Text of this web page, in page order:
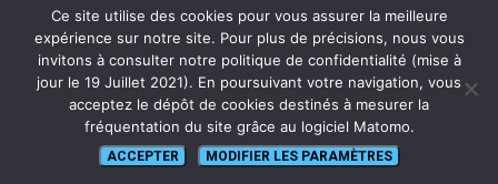
LIENS UTILES
Actualités
Ressources
Glossaire
Ce site utilise des cookies pour vous assurer la meilleure
expérience sur notre site. Pour plus de précisions, nous vous
invitons à consulter notre politique de confidentialité (mise à
jour le 19 Juillet 2021). En poursuivant votre navigation, vous
acceptez le dépôt de cookies destinés à mesurer la
fréquentation du site grâce au logiciel Matomo.
ACCEPTER MODIFIER LES PARAMÈTRES